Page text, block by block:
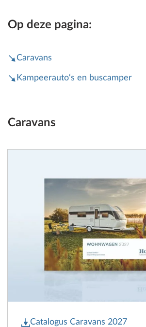
Op deze pagina:
Caravans
Kampeerauto‘s en buscamper
Caravans
Catalogus Caravans 2027